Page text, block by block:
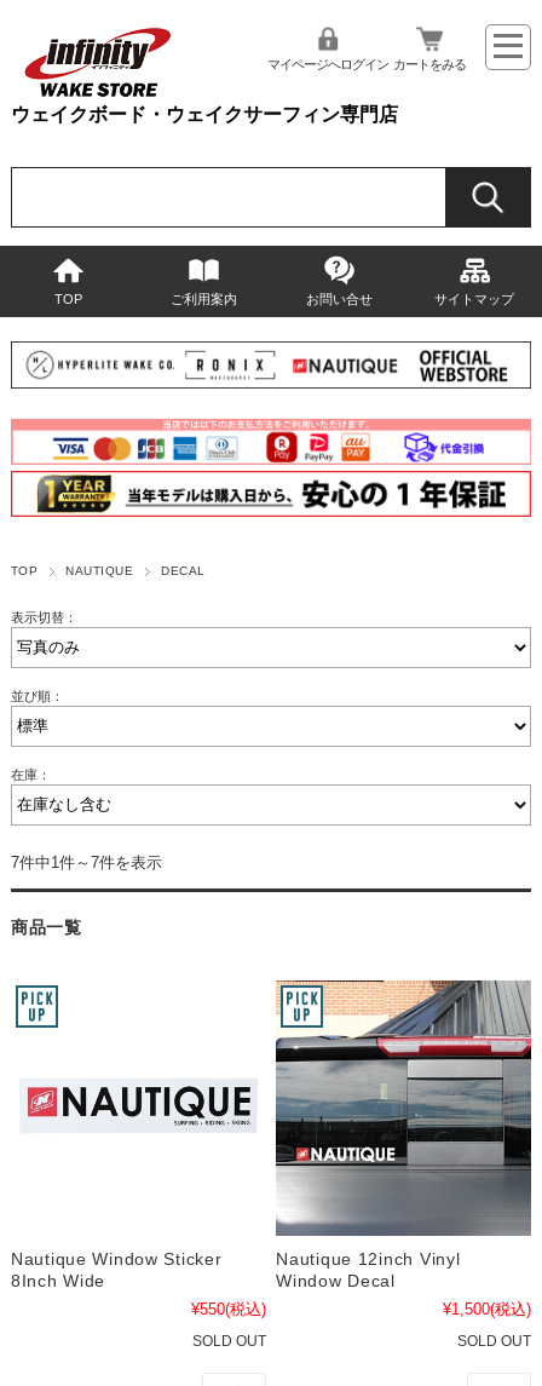
ウェイクボード・ウェイクサーフィン専門店
マイページへログイン カートをみる
TOP ご利用案内 お問い合せ サイトマップ
TOP NAUTIQUE DECAL
表示切替：
並び順：
在庫：
7件中1件～7件を表示
商品一覧
Nautique Window Sticker
8Inch Wide
¥550(税込)
SOLD OUT
Nautique 12inch Vinyl
Window Decal
¥1,500(税込)
SOLD OUT